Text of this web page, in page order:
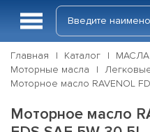
Главная Каталог
Моторные масла
Моторное масло RAVENOL
Моторное масло